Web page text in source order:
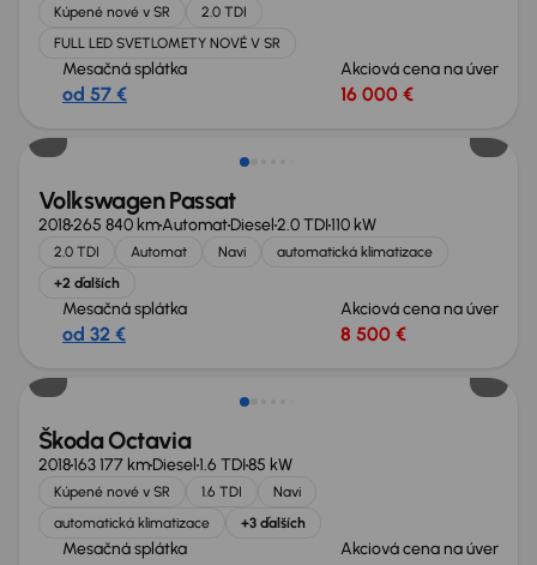
Kúpené nové v SR
2.0 TDI
FULL LED SVETLOMETY NOVÉ V SR
Mesačná splátka
od 57 €
Akciová cena na úver
16 000 €
Zlacnené o 1 700 €
Volkswagen Passat
2018265 840 kmAutomatDiesel2.0 TDI110 kW
2.0 TDI Automat Navi
automatická klimatizace
+2 ďalších
Mesačná splátka
od 32 €
Akciová cena na úver
8 500 €
Zlacnené o 900 €
Škoda Octavia
2018163 177 kmDiesel1.6 TDI85 kW
Kúpené nové v SR 1.6 TDI
Navi
automatická klimatizace
+3 ďalších
Mesačná splátka Akciová cena na úver